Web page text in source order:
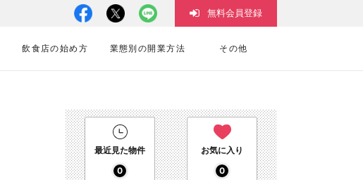
飲食店の始め方 業態別の開業方法 その他
無料会員登録
最近見た物件
0
お気に入り
0